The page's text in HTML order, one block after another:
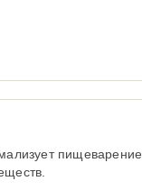
пищеварение,